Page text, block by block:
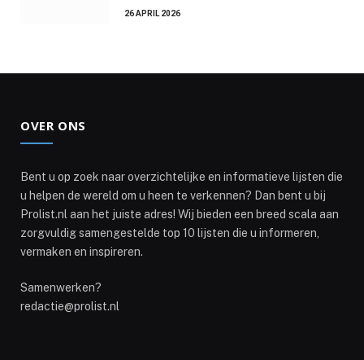
26 APRIL 2026
OVER ONS
Bent u op zoek naar overzichtelijke en informatieve lijsten die
u helpen de wereld om u heen te verkennen? Dan bent u bij
Prolist.nl aan het juiste adres! Wij bieden een breed scala aan
zorgvuldig samengestelde top 10 lijsten die u informeren,
vermaken en inspireren.
Samenwerken?
redactie@prolist.nl